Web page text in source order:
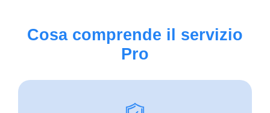
Cosa comprende il servizio
Pro